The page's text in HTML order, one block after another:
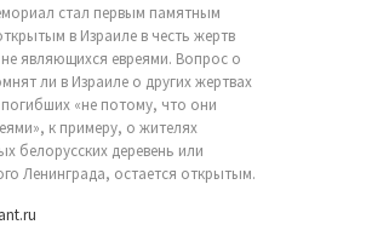
стал первым памятным
в Израиле в честь жертв
являющихся евреями. Вопрос о
ли в Израиле о других жертвах
«не потому, что они
к примеру, о жителях
белорусских деревень или
Ленинграда, остается открытым.